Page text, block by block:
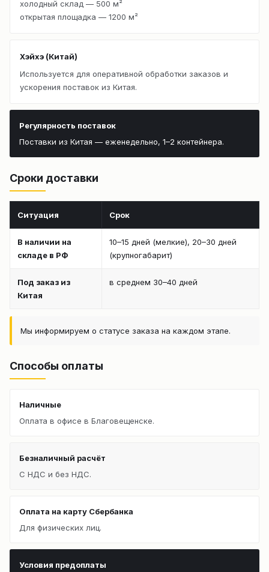
холодный склад — 500 м²
открытая площадка — 1200 м²
Хэйхэ (Китай)
Используется для оперативной обработки заказов и
ускорения поставок из Китая.
Регулярность поставок
Поставки из Китая — еженедельно, 1–2 контейнера.
Сроки доставки
Ситуация Срок
В наличии на
складе в РФ
10–15 дней (мелкие), 20–30 дней
(крупногабарит)
Под заказ из
Китая
в среднем 30–40 дней
Мы информируем о статусе заказа на каждом этапе.
Способы оплаты
Наличные
Оплата в офисе в Благовещенске.
Безналичный расчёт
С НДС и без НДС.
Оплата на карту Сбербанка
Для физических лиц.
Условия предоплаты